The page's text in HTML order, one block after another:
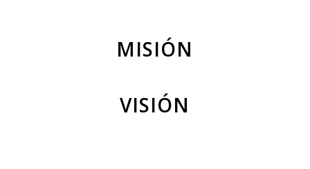
MISIÓN
VISIÓN